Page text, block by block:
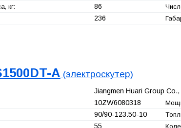
кг: 86
236
A (электроскутер)
Jiangmen Huari Group Co.,
10ZW6080318
90/90-123.50-10
55